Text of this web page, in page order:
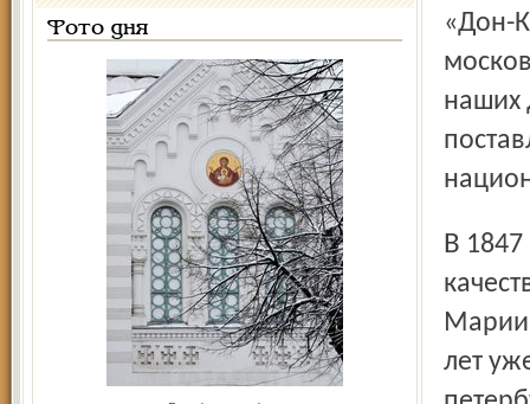
Фото дня
«Дон-
наших
В 1847 году Мариус Петипа был приглашён в Петербург в
лет